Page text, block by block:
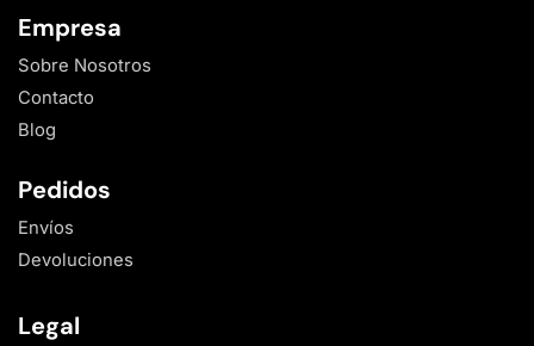
Empresa
Sobre Nosotros
Contacto
Blog
Pedidos
Envíos
Devoluciones
Legal